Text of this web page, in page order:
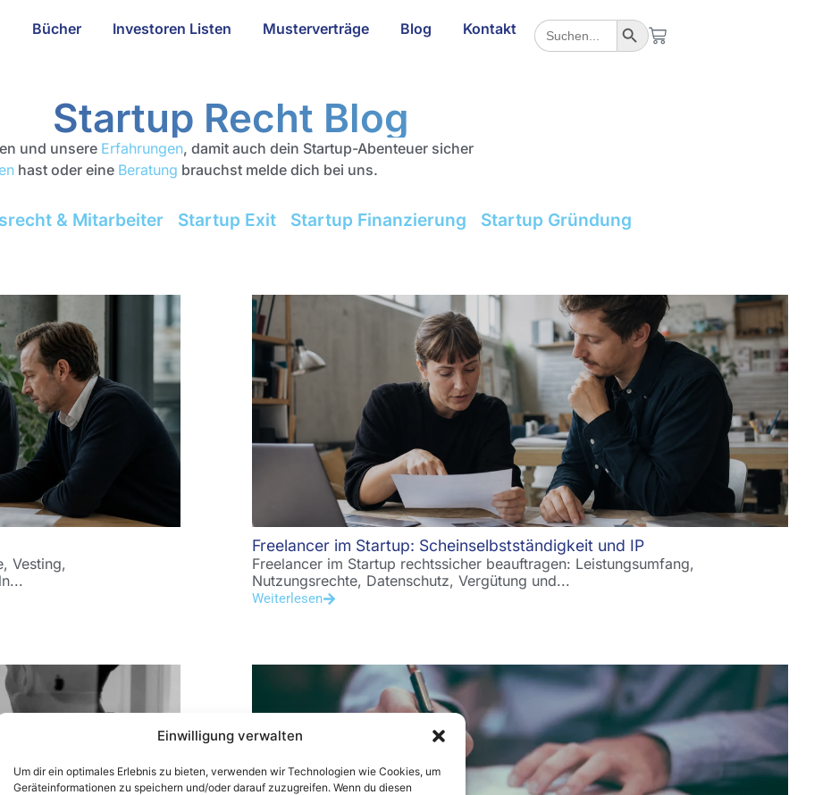
Einwilligung verwalten
Um dir ein optimales Erlebnis zu bieten, verwenden wir Technologien wie Cookies, um
Geräteinformationen zu speichern und/oder darauf zuzugreifen. Wenn du diesen
Bücher Investoren Listen Musterverträge Blog Kontakt
Search
for:
Search Button
Startup Recht Blog
und unsere Erfahrungen, damit auch dein Startup-Abenteuer sicher
hast oder eine Beratung brauchst melde dich bei uns.
& Mitarbeiter Startup Exit Startup Finanzierung Startup Gründung
Vesting,
Freelancer im Startup: Scheinselbstständigkeit und IP
Freelancer im Startup rechtssicher beauftragen: Leistungsumfang,
Nutzungsrechte, Datenschutz, Vergütung und...
Weiterlesen